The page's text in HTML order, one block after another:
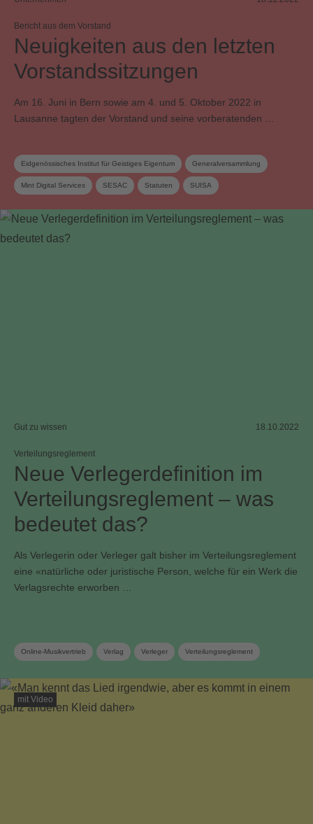
Bericht aus dem Vorstand
Neuigkeiten aus den letzten
Vorstandssitzungen
Am 16. Juni in Bern sowie am 4. und 5. Oktober 2022 in
Lausanne tagten der Vorstand und seine vorberatenden …
Eidgenössisches Institut für Geistiges Eigentum Generalversammlung
Mint Digital Services SESAC Statuten SUISA
Gut zu wissen 18.10.2022
Verteilungsreglement
Neue Verlegerdefinition im
Verteilungs­reglement – was
bedeutet das?
Als Verlegerin oder Verleger galt bisher im Verteilungsreglement
eine «natürliche oder juristische Person, welche für ein Werk die
Verlagsrechte erworben …
Online-Musikvertrieb Verlag Verleger Verteilungsreglement
mit Video